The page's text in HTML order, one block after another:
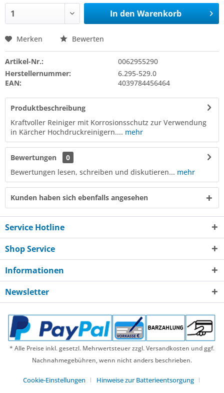
In den Warenkorb
Merken Bewerten
Artikel-Nr.:
0062955290
Herstellernummer:
6.295-529.0
EAN:
4039784456464
Produktbeschreibung
Kraftvoller Reiniger mit Korrosionsschutz zur Verwendung
in Kärcher Hochdruckreinigern.... mehr
Bewertungen
0
Bewertungen lesen, schreiben und diskutieren... mehr
Kunden haben sich ebenfalls angesehen
Service Hotline
Shop Service
Informationen
Newsletter
* Alle Preise inkl. gesetzl. Mehrwertsteuer zzgl. Versandkosten und ggf.
Nachnahmegebühren, wenn nicht anders beschrieben.
Cookie-Einstellungen
Hinweise zur Batterieentsorgung